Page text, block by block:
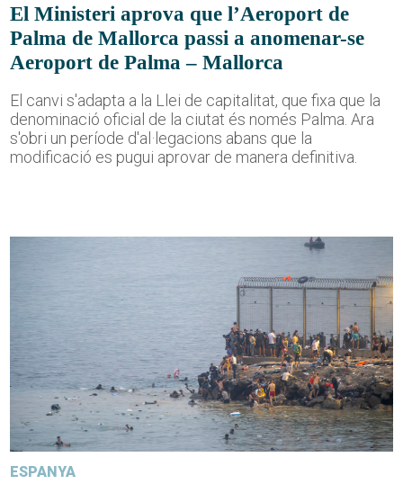
El Ministeri aprova que l’Aeroport de
Palma de Mallorca passi a anomenar-se
Aeroport de Palma – Mallorca
El canvi s'adapta a la Llei de capitalitat, que fixa que la
denominació oficial de la ciutat és només Palma. Ara
s'obri un període d'al·legacions abans que la
modificació es pugui aprovar de manera definitiva.
ESPANYA